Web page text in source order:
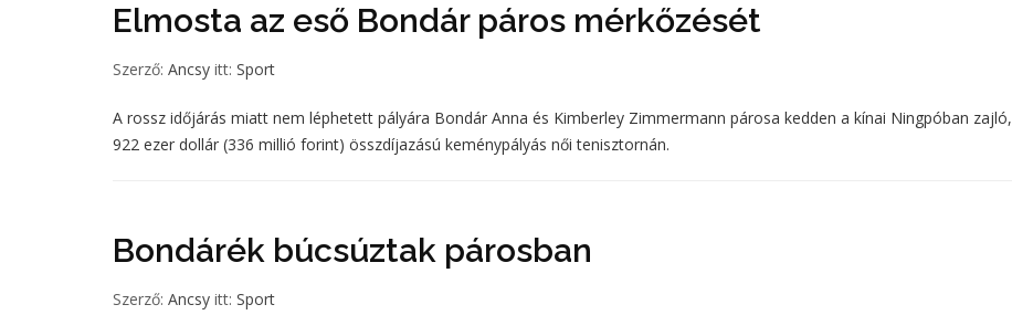
Elmosta az eső Bondár páros mérkőzését
Szerző: Ancsy itt: Sport
A rossz időjárás miatt nem léphetett pályára Bondár Anna és Kimberley Zimmermann párosa kedden a kínai Ningpóban zajló,
922 ezer dollár (336 millió forint) összdíjazású keménypályás női tenisztornán.
Bondárék búcsúztak párosban
Szerző: Ancsy itt: Sport